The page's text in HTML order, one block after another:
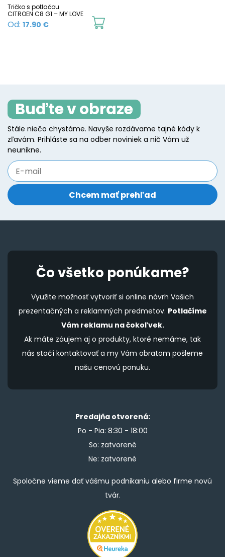
Tričko s potlačou
CITROEN C8 G1 – MY LOVE
Od: 17.90 €
This
options
may
be
on
product
page
Buďte v obraze
Stále niečo chystáme. Navyše rozdávame tajné kódy k
zľavám. Prihláste sa na odber noviniek a nič Vám už
neunikne.
Čo všetko ponúkame?
Využite možnosť vytvoriť si online návrh Vašich
prezentačných a reklamných predmetov. Potlačíme
Vám reklamu na čokoľvek.
Ak máte záujem aj o produkty, ktoré nemáme, tak
nás stačí kontaktovať a my Vám obratom pošleme
našu cenovú ponuku.
Predajňa otvorená:
Po - Pia: 8:30 - 18:00
So: zatvorené
Ne: zatvorené
Spoločne vieme dať vášmu podnikaniu alebo firme novú
tvár.